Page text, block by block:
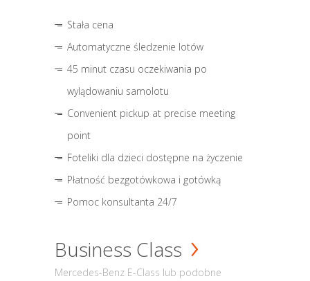
Stała cena
Automatyczne śledzenie lotów
45 minut czasu oczekiwania po
wylądowaniu samolotu
Convenient pickup at precise meeting
point
Foteliki dla dzieci dostępne na życzenie
Płatność bezgotówkowa i gotówką
Pomoc konsultanta 24/7
Business Class
Mercedes-Benz E-Class lub podobne